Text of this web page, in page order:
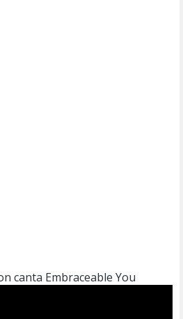
canta Embraceable You